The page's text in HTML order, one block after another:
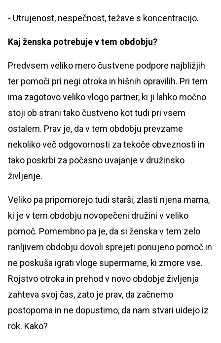
- Utrujenost, nespečnost, težave s koncentracijo.
Kaj ženska potrebuje v tem obdobju?
Predvsem veliko mero čustvene podpore najbližjih
ter pomoči pri negi otroka in hišnih opravilih. Pri tem
ima zagotovo veliko vlogo partner, ki ji lahko močno
stoji ob strani tako čustveno kot tudi pri vsem
ostalem. Prav je, da v tem obdobju prevzame
nekoliko več odgovornosti za tekoče obveznosti in
tako poskrbi za počasno uvajanje v družinsko
življenje.
Veliko pa pripomorejo tudi starši, zlasti njena mama,
ki je v tem obdobju novopečeni družini v veliko
pomoč. Pomembno pa je, da si ženska v tem zelo
ranljivem obdobju dovoli sprejeti ponujeno pomoč in
ne poskuša igrati vloge supermame, ki zmore vse.
Rojstvo otroka in prehod v novo obdobje življenja
zahteva svoj čas, zato je prav, da začnemo
postopoma in ne dopustimo, da nam stvari uidejo iz
rok. Kako?